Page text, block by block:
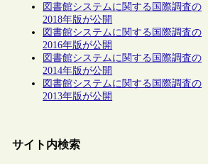
図書館システムに関する国際調査の
2018年版が公開
図書館システムに関する国際調査の
2016年版が公開
図書館システムに関する国際調査の
2014年版が公開
図書館システムに関する国際調査の
2013年版が公開
サイト内検索